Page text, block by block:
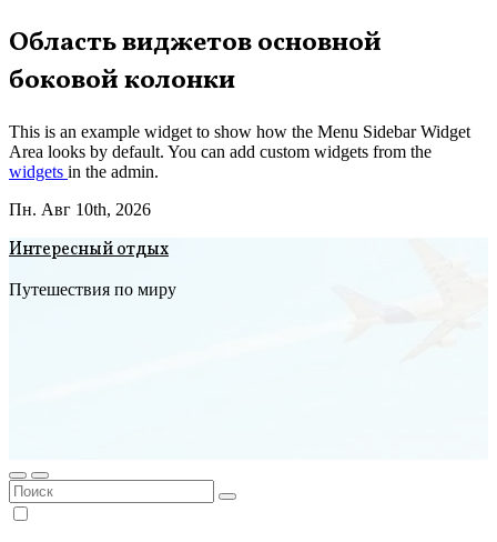
Перейти
к
содержимому
Область виджетов основной
боковой колонки
This is an example widget to show how the Menu Sidebar Widget
Area looks by default. You can add custom widgets from the
widgets in the admin.
Пн. Авг 10th, 2026
Интересный отдых
Путешествия по миру